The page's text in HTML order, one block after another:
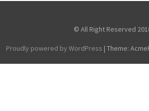
© All Right Reserved
Proudly powered by WordPress | Theme: